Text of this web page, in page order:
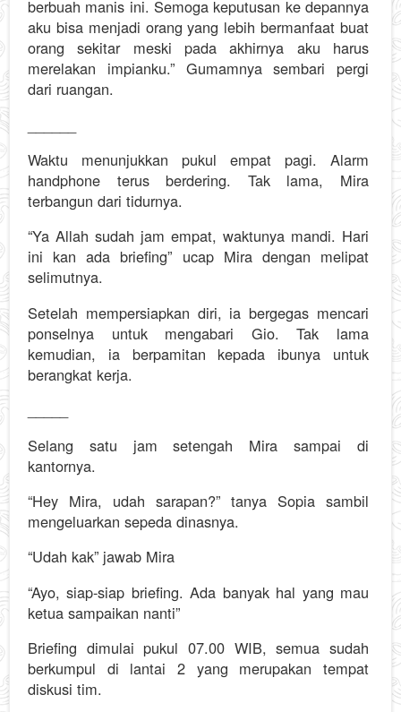
berbuah manis ini. Semoga keputusan ke depannya
aku bisa menjadi orang yang lebih bermanfaat buat
orang sekitar meski pada akhirnya aku harus
merelakan impianku.” Gumamnya sembari pergi
dari ruangan.
Waktu menunjukkan pukul empat pagi. Alarm
handphone terus berdering. Tak lama, Mira
terbangun dari tidurnya.
“Ya Allah sudah jam empat, waktunya mandi. Hari
ini kan ada briefing” ucap Mira dengan melipat
selimutnya.
Setelah mempersiapkan diri, ia bergegas mencari
ponselnya untuk mengabari Gio. Tak lama
kemudian, ia berpamitan kepada ibunya untuk
berangkat kerja.
Selang satu jam setengah Mira sampai di
kantornya.
“Hey Mira, udah sarapan?” tanya Sopia sambil
mengeluarkan sepeda dinasnya.
“Udah kak” jawab Mira
“Ayo, siap-siap briefing. Ada banyak hal yang mau
ketua sampaikan nanti”
Briefing dimulai pukul 07.00 WIB, semua sudah
berkumpul di lantai 2 yang merupakan tempat
diskusi tim.